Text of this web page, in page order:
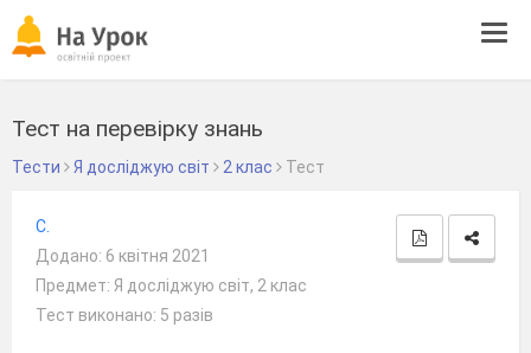
Тест на перевірку знань
Тести Я досліджую світ 2 клас Тест
C.
Додано: 6 квітня 2021
Предмет: Я досліджую світ, 2 клас
Тест виконано: 5 разів